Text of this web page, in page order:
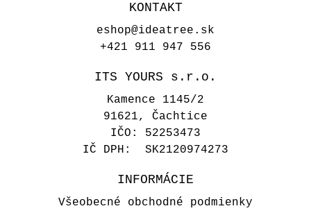
KONTAKT
eshop@ideatree.sk
+421 911 947 556
ITS YOURS s.r.o.
Kamence 1145/2
91621, Čachtice
IČO: 52253473
IČ DPH: SK2120974273
INFORMÁCIE
Všeobecné obchodné podmienky